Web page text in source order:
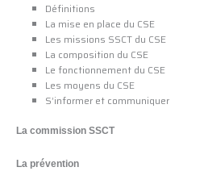
Définitions
La mise en place du CSE
Les missions SSCT du CSE
La composition du CSE
Le fonctionnement du CSE
Les moyens du CSE
S’informer et communiquer
La commission SSCT
La prévention